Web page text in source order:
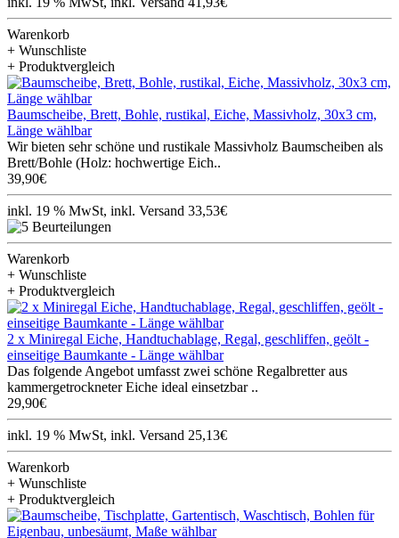
Warenkorb
+ Wunschliste
+ Produktvergleich
Baumscheibe, Brett, Bohle, rustikal, Eiche, Massivholz, 30x3 cm,
Länge wählbar
Wir bieten sehr schöne und rustikale Massivholz Baumscheiben als
Brett/Bohle (Holz: hochwertige Eich..
39,90€
inkl. 19 % MwSt, inkl. Versand 33,53€
Warenkorb
+ Wunschliste
+ Produktvergleich
2 x Miniregal Eiche, Handtuchablage, Regal, geschliffen, geölt -
einseitige Baumkante - Länge wählbar
Das folgende Angebot umfasst zwei schöne Regalbretter aus
kammergetrockneter Eiche ideal einsetzbar ..
29,90€
inkl. 19 % MwSt, inkl. Versand 25,13€
Warenkorb
+ Wunschliste
+ Produktvergleich